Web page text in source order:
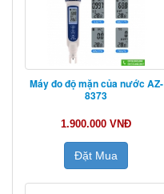
Máy đo độ mặn của nước AZ-
8373
1.900.000 VNĐ
Đặt Mua